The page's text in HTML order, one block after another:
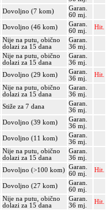
Dovoljno (7 kom)
Garan.
60 mj.
Dovoljno (46 kom)
Garan.
60 mj.
Hit.
Nije na putu, obično
dolazi za 15 dana
Garan.
36 mj.
Nije na putu, obično
dolazi za 15 dana
Garan.
36 mj.
Dovoljno (29 kom)
Garan.
36 mj.
Hit.
Nije na putu, obično
dolazi za 15 dana
Garan.
36 mj.
Stiže za 7 dana
Garan.
36 mj.
Dovoljno (39 kom)
Garan.
36 mj.
Dovoljno (11 kom)
Garan.
36 mj.
Nije na putu, obično
dolazi za 15 dana
Garan.
36 mj.
Dovoljno (>100 kom) Garan.
60 mj.
Hit.
Dovoljno (27 kom)
Garan.
60 mj.
Nije na putu, obično
dolazi za 15 dana
Garan.
36 mj.
Hit.